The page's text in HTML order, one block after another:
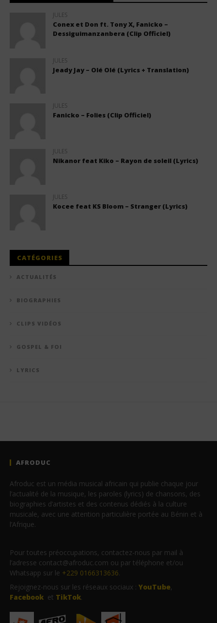
JULES
Conex et Don ft. Tony X, Fanicko –
Dessiguimanzanbera (Clip Officiel)
JULES
Jeady Jay – Olé Olé (Lyrics + Translation)
JULES
Fanicko – Folies (Clip Officiel)
JULES
Nikanor feat Kiko – Rayon de soleil (Lyrics)
JULES
Kocee feat KS Bloom – Stranger (Lyrics)
CATÉGORIES
ACTUALITÉS
BIOGRAPHIES
CLIPS VIDÉOS
GOSPEL & FOI
LYRICS
AFRODUC
Afroduc est un média musical africain qui publie chaque jour
l’actualité de la musique, les paroles (lyrics) de chansons, des
biographies d’artistes et des contenus dédiés à la culture
musicale, avec une attention particulière portée au Bénin et à
l’Afrique.
Pour toutes préoccupations, contactez-nous par mail à
l’adresse contact@afroduc.com ou par téléphone et/ou
Whatsapp sur le +229 0166313636.
Rejoignez-nous sur les réseaux sociaux : YouTube,
Facebook et TikTok.